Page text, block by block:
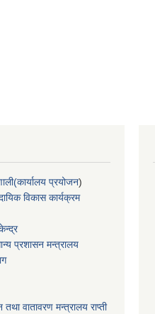
प्रयोजन)
विकास कार्यक्रम
प्रशासन मन्त्रालय
वातावरण मन्त्रालय राप्ती